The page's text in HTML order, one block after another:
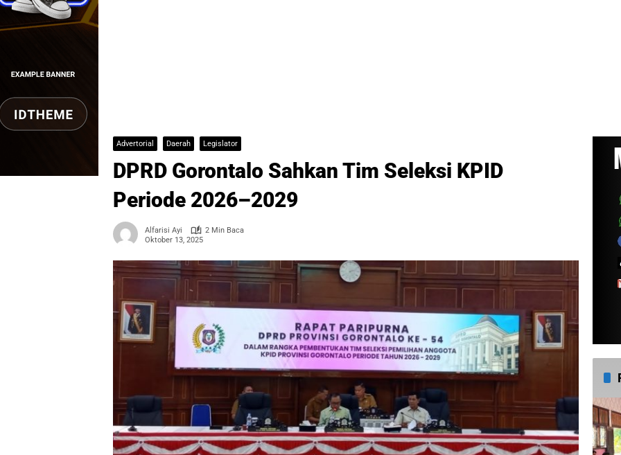
Advertorial Daerah Legislator
DPRD Gorontalo Sahkan Tim Seleksi KPID
Periode 2026–2029
Alfarisi Ayi
2 Min Baca
Oktober 13, 2025